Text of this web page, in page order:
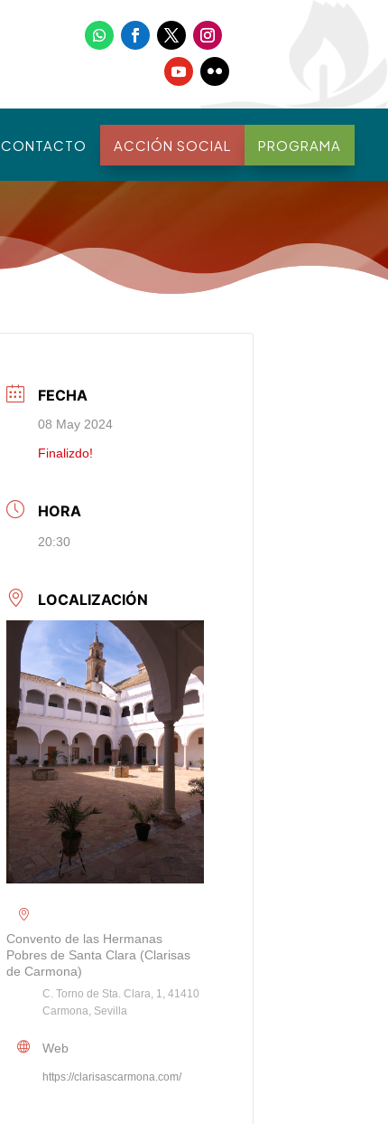
CONTACTO ACCIÓN SOCIAL PROGRAMA
FECHA
08 May 2024
Finalizdo!
HORA
20:30
LOCALIZACIÓN
Convento de las Hermanas
Pobres de Santa Clara (Clarisas
de Carmona)
C. Torno de Sta. Clara, 1, 41410
Carmona, Sevilla
Web
https://clarisascarmona.com/